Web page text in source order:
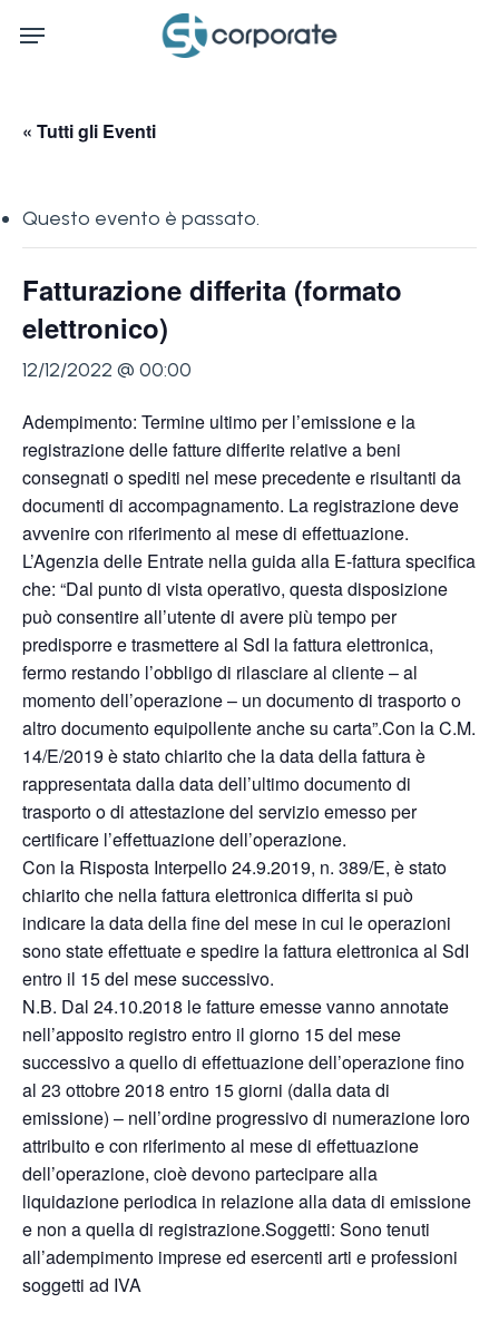
Menu
« Tutti gli Eventi
Questo evento è passato.
Fatturazione differita (formato
elettronico)
12/12/2022 @ 00:00
Adempimento: Termine ultimo per l’emissione e la
registrazione delle fatture differite relative a beni
consegnati o spediti nel mese precedente e risultanti da
documenti di accompagnamento. La registrazione deve
avvenire con riferimento al mese di effettuazione.
L’Agenzia delle Entrate nella guida alla E-fattura specifica
che: “Dal punto di vista operativo, questa disposizione
può consentire all’utente di avere più tempo per
predisporre e trasmettere al SdI la fattura elettronica,
fermo restando l’obbligo di rilasciare al cliente – al
momento dell’operazione – un documento di trasporto o
altro documento equipollente anche su carta”.Con la C.M.
14/E/2019 è stato chiarito che la data della fattura è
rappresentata dalla data dell’ultimo documento di
trasporto o di attestazione del servizio emesso per
certificare l’effettuazione dell’operazione.
Con la Risposta Interpello 24.9.2019, n. 389/E, è stato
chiarito che nella fattura elettronica differita si può
indicare la data della fine del mese in cui le operazioni
sono state effettuate e spedire la fattura elettronica al SdI
entro il 15 del mese successivo.
N.B. Dal 24.10.2018 le fatture emesse vanno annotate
nell’apposito registro entro il giorno 15 del mese
successivo a quello di effettuazione dell’operazione fino
al 23 ottobre 2018 entro 15 giorni (dalla data di
emissione) – nell’ordine progressivo di numerazione loro
attribuito e con riferimento al mese di effettuazione
dell’operazione, cioè devono partecipare alla
liquidazione periodica in relazione alla data di emissione
e non a quella di registrazione.Soggetti: Sono tenuti
all’adempimento imprese ed esercenti arti e professioni
soggetti ad IVA